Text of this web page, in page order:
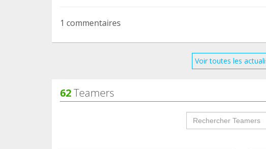
que sabéis que lleva desde septiembre con
supone, además ahora se acaba de incorporar
Gracias a los teamers y socios podemos seguir
1 commentaires
Voir toutes les
62Teamers